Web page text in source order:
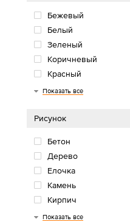
Бежевый
Белый
Зеленый
Коричневый
Красный
Многоцветный
Оранжевый/желтый
Розовый/фиолетовый
Серый
Синий/голубой
Черный
Показать все
Рисунок
Бетон
Дерево
Елочка
Камень
Кирпич
Моноколор
Мрамор
Обои
Орнамент
Паркет
Терраццо
Травертин
Цветы
Цемент
Показать все